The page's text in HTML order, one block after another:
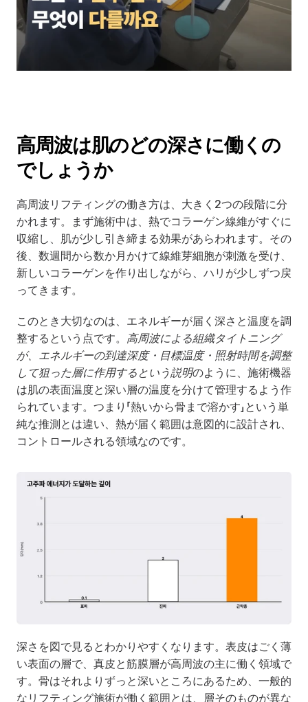
高周波は肌のどの深さに働くの
でしょうか
高周波リフティングの働き方は、大きく2つの段階に分
かれます。まず施術中は、熱でコラーゲン線維がすぐに
収縮し、肌が少し引き締まる効果があらわれます。その
後、数週間から数か月かけて線維芽細胞が刺激を受け、
新しいコラーゲンを作り出しながら、ハリが少しずつ戻
ってきます。
このとき大切なのは、エネルギーが届く深さと温度を調
整するという点です。 高周波による組織タイトニング
が、エネルギーの到達深度・目標温度・照射時間を調整
して狙った層に作用するという説明のように、施術機器
は肌の表面温度と深い層の温度を分けて管理するよう作
られています。つまり「熱いから骨まで溶かす」という単
純な推測とは違い、熱が届く範囲は意図的に設計され、
コントロールされる領域なのです。
深さを図で見るとわかりやすくなります。表皮はごく薄
い表面の層で、真皮と筋膜層が高周波の主に働く領域で
す。骨はそれよりずっと深いところにあるため、一般的
なリフティング施術が働く範囲とは、層そのものが異な